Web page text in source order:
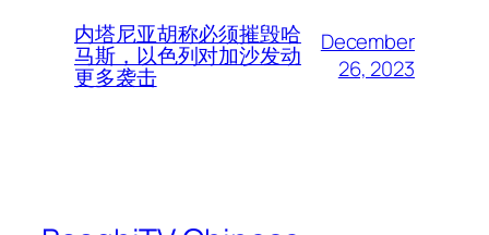
内塔尼亚胡称必须摧毁哈
马斯，以色列对加沙发动
更多袭击
December
26, 2023